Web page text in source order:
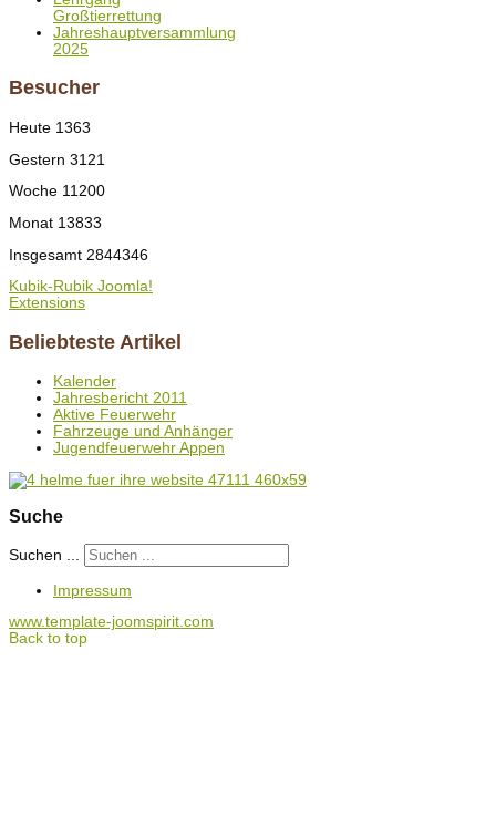
Großtierrettung
Jahreshauptversammlung
2025
Besucher
Heute 1363
Gestern 3121
Woche 11200
Monat 13833
Insgesamt 2844346
Kubik-Rubik Joomla!
Extensions
Beliebteste Artikel
Kalender
Jahresbericht 2011
Aktive Feuerwehr
Fahrzeuge und Anhänger
Jugendfeuerwehr Appen
Suche
Suchen ...
Impressum
www.template-joomspirit.com
Back to top